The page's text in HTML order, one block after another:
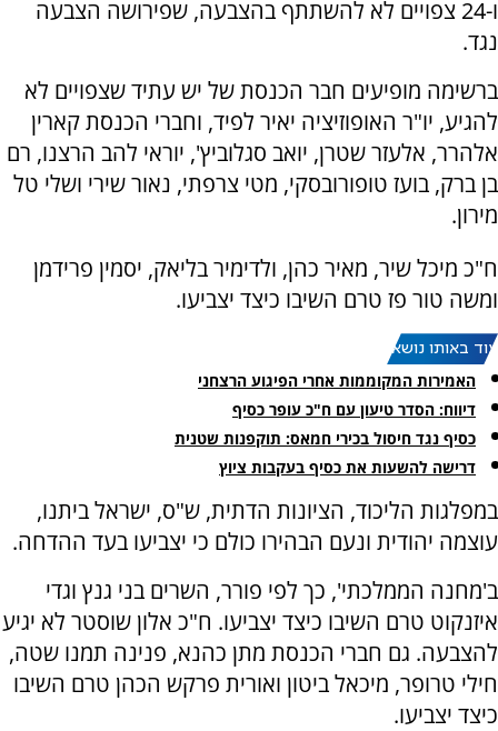
ו-24 צפויים לא להשתתף בהצבעה, שפירושה הצבעה
נגד.
ברשימה מופיעים חבר הכנסת של יש עתיד שצפויים לא
להגיע, יו"ר האופוזיציה יאיר לפיד, וחברי הכנסת קארין
אלהרר, אלעזר שטרן, יואב סגלוביץ', יוראי להב הרצנו, רם
בן ברק, בועז טופורובסקי, מטי צרפתי, נאור שירי ושלי טל
מירון.
ח"כ מיכל שיר, מאיר כהן, ולדימיר בליאק, יסמין פרידמן
ומשה טור פז טרם השיבו כיצד יצביעו.
עוד באותו נושא:
האמירות המקוממות אחרי הפיגוע הרצחני
דיווח: הסדר טיעון עם ח"כ עופר כסיף
כסיף נגד חיסול בכירי חמאס: תוקפנות שטנית
דרישה להשעות את כסיף בעקבות ציוץ
במפלגות הליכוד, הציונות הדתית, ש"ס, ישראל ביתנו,
עוצמה יהודית ונעם הבהירו כולם כי יצביעו בעד ההדחה.
ב'מחנה הממלכתי', כך לפי פורר, השרים בני גנץ וגדי
איזנקוט טרם השיבו כיצד יצביעו. ח"כ אלון שוסטר לא יגיע
להצבעה. גם חברי הכנסת מתן כהנא, פנינה תמנו שטה,
חילי טרופר, מיכאל ביטון ואורית פרקש הכהן טרם השיבו
כיצד יצביעו.